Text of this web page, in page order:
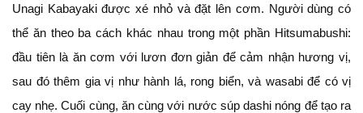
Unagi Kabayaki được xé nhỏ và đặt lên cơm. Người dùng có
thể ăn theo ba cách khác nhau trong một phần Hitsumabushi:
đầu tiên là ăn cơm với lươn đơn giản để cảm nhận hương vị,
sau đó thêm gia vị như hành lá, rong biển, và wasabi để có vị
cay nhẹ. Cuối cùng, ăn cùng với nước súp dashi nóng để tạo ra